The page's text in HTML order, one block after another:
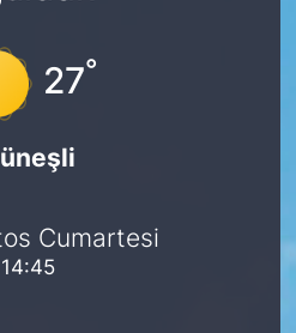
27°
Cumartesi
14:45